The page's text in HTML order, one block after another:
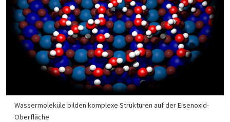
Wassermoleküle bilden komplexe Strukturen auf der Eisenoxid-
Oberfläche